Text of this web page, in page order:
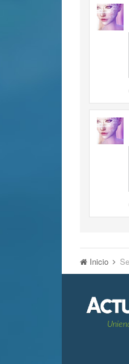
Inicio